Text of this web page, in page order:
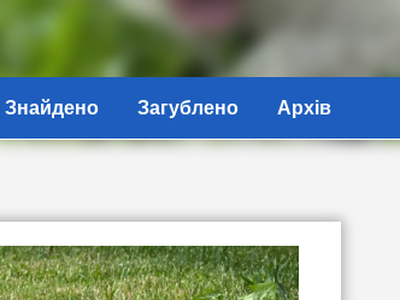
Знайдено Загублено Архів